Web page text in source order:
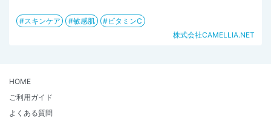
スキンケア 敏感肌
ビタミンC
株式会社CAMELLIA.NET
HOME
ご利用ガイド
よくある質問